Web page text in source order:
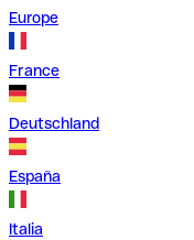
Europe
France
Deutschland
España
Italia